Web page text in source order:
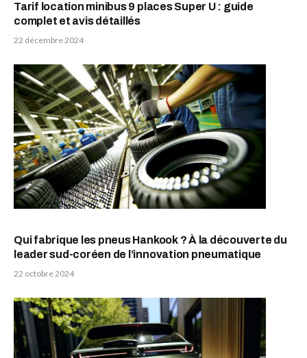
Tarif location minibus 9 places Super U : guide
complet et avis détaillés
22 décembre 2024
Qui fabrique les pneus Hankook ? À la découverte du
leader sud-coréen de l’innovation pneumatique
22 octobre 2024